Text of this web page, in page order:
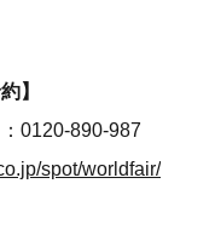
】
0120‐890‐987
spot/worldfair/